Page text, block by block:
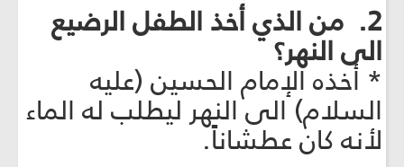
2. من الذي أخذ الطفل الرضيع
الى النهر؟
* أخذه الإمام الحسين (عليه
السلام) الى النهر ليطلب له الماء
لأنه كان عطشاناً.